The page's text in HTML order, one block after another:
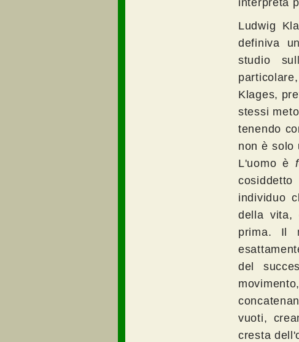
Ludwig
definiva
studio
Klages,
stessi
tenendo
non è solo
L'uomo è
cosiddetto
individuo
della vita,
prima. Il
del
vuoti,
cresta